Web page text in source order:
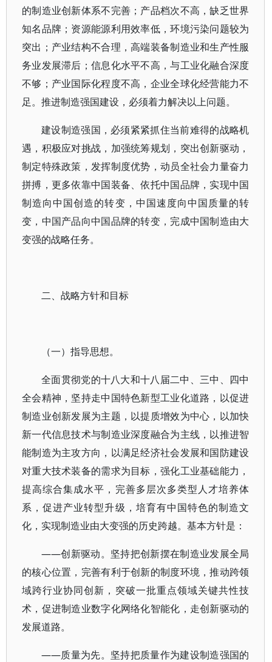
的制造业创新体系不完善；产品档次不高，缺乏世界
知名品牌；资源能源利用效率低，环境污染问题较为
突出；产业结构不合理，高端装备制造业和生产性服
务业发展滞后；信息化水平不高，与工业化融合深度
不够；产业国际化程度不高，企业全球化经营能力不
足。推进制造强国建设，必须着力解决以上问题。
建设制造强国，必须紧紧抓住当前难得的战略机
遇，积极应对挑战，加强统筹规划，突出创新驱动，
制定特殊政策，发挥制度优势，动员全社会力量奋力
拼搏，更多依靠中国装备、依托中国品牌，实现中国
制造向中国创造的转变，中国速度向中国质量的转
变，中国产品向中国品牌的转变，完成中国制造由大
变强的战略任务。
二、战略方针和目标
（一）指导思想。
全面贯彻党的十八大和十八届二中、三中、四中
全会精神，坚持走中国特色新型工业化道路，以促进
制造业创新发展为主题，以提质增效为中心，以加快
新一代信息技术与制造业深度融合为主线，以推进智
能制造为主攻方向，以满足经济社会发展和国防建设
对重大技术装备的需求为目标，强化工业基础能力，
提高综合集成水平，完善多层次多类型人才培养体
系，促进产业转型升级，培育有中国特色的制造文
化，实现制造业由大变强的历史跨越。基本方针是：
——创新驱动。坚持把创新摆在制造业发展全局
的核心位置，完善有利于创新的制度环境，推动跨领
域跨行业协同创新，突破一批重点领域关键共性技
术，促进制造业数字化网络化智能化，走创新驱动的
发展道路。
——质量为先。坚持把质量作为建设制造强国的